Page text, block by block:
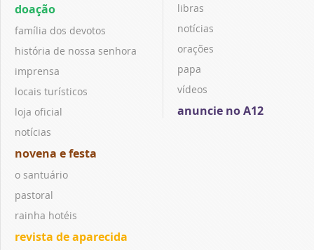
doação
família dos devotos
história de nossa senhora
imprensa
locais turísticos
loja oficial
notícias
novena e festa
o santuário
pastoral
rainha hotéis
revista de aparecida
libras
notícias
orações
papa
vídeos
anuncie no A12